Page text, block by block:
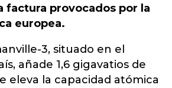
factura provocados por la
europea.
3, situado en el
añade 1,6 gigavatios de
eleva la capacidad atómica